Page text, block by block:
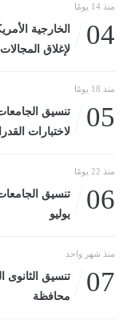
منذ 14 يومًا
04
الخارجية
لإغلاق
منذ 18 يومًا
05
لاختبارات
منذ 22 يومًا
06
يوليو
منذ شهر واحد
07
محافظة